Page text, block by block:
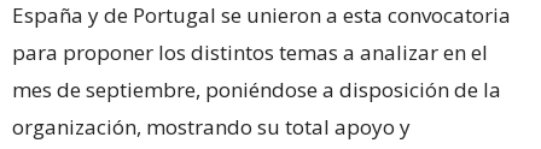
España y de Portugal se unieron a esta convocatoria
para proponer los distintos temas a analizar en el
mes de septiembre, poniéndose a disposición de la
organización, mostrando su total apoyo y